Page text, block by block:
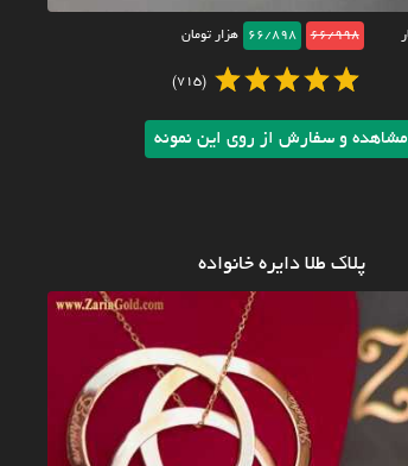
66/998
66/898 هزار تومان
(715)
مشاهده و سفارش از روی این نمونه
پلاک طلا دایره خانواده